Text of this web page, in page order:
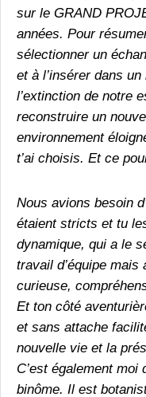
sur le GRAND
années. Pour
sélectionner un
et à l’insérer dans
l’extinction de notre
reconstruire un
environnement
t’ai choisis. Et ce
Nous avions besoin
étaient stricts et tu
dynamique, qui a le
travail d’équipe mais
curieuse,
Et ton côté
et sans attache
nouvelle vie et la
C’est également
binôme. Il est